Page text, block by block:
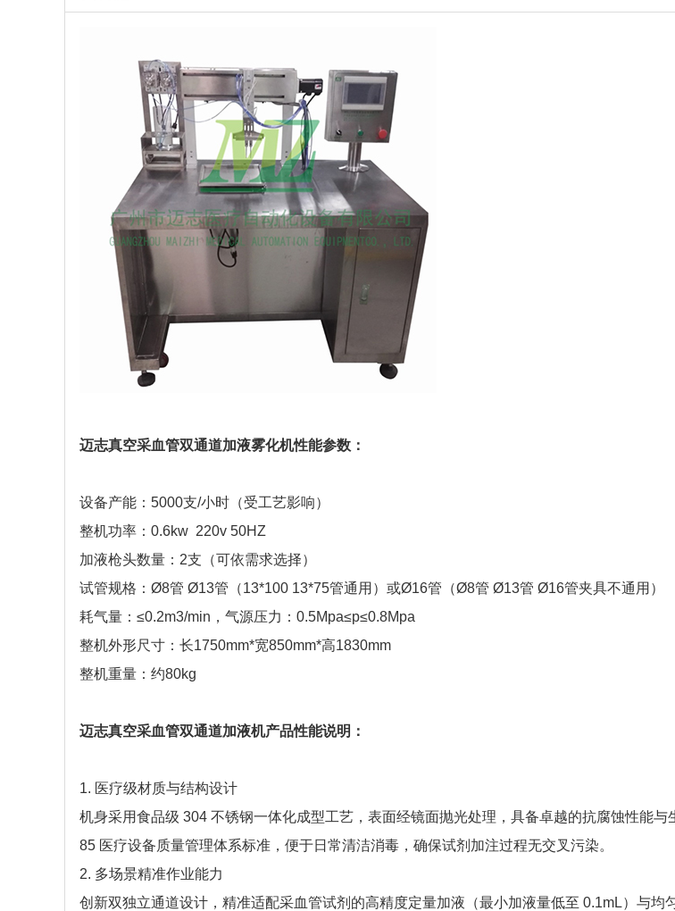
迈志真空采血管双通道加液雾化机性能参数：
设备产能：5000支/小时（受工艺影响）
整机功率：0.6kw 220v 50HZ
加液枪头数量：2支（可依需求选择）
试管规格：Ø8管 Ø13管（13*100 13*75管通用）或Ø16管（Ø8管 Ø13管 Ø16管夹具不通用）
耗气量：≤0.2m3/min，气源压力：0.5Mpa≤p≤0.8Mpa
整机外形尺寸：长1750mm*宽850mm*高1830mm
整机重量：约80kg
迈志真空采血管双通道加液机产品性能说明​：
1. 医疗级材质与结构设计​
机身采用食品级 304 不锈钢一体化成型工艺，表面经镜面抛光处理，具备卓越的抗腐蚀性能与
85 医疗设备质量管理体系标准，便于日常清洁消毒，确保试剂加注过程无交叉污染。​
2. 多场景精准作业能力​
创新双独立通道设计，精准适配采血管试剂的高精度定量加液（最小加液量低至 0.1mL）与均